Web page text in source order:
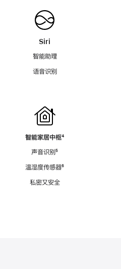
Siri
智能助理
语音识别
智能家居中枢脚
⁴
声音识别脚
⁵
温湿度传感器脚
⁶
私密又安全